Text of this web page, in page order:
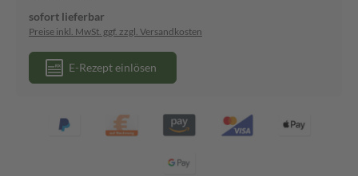
sofort lieferbar
Preise inkl. MwSt. ggf. zzgl. Versandkosten
E-Rezept einlösen